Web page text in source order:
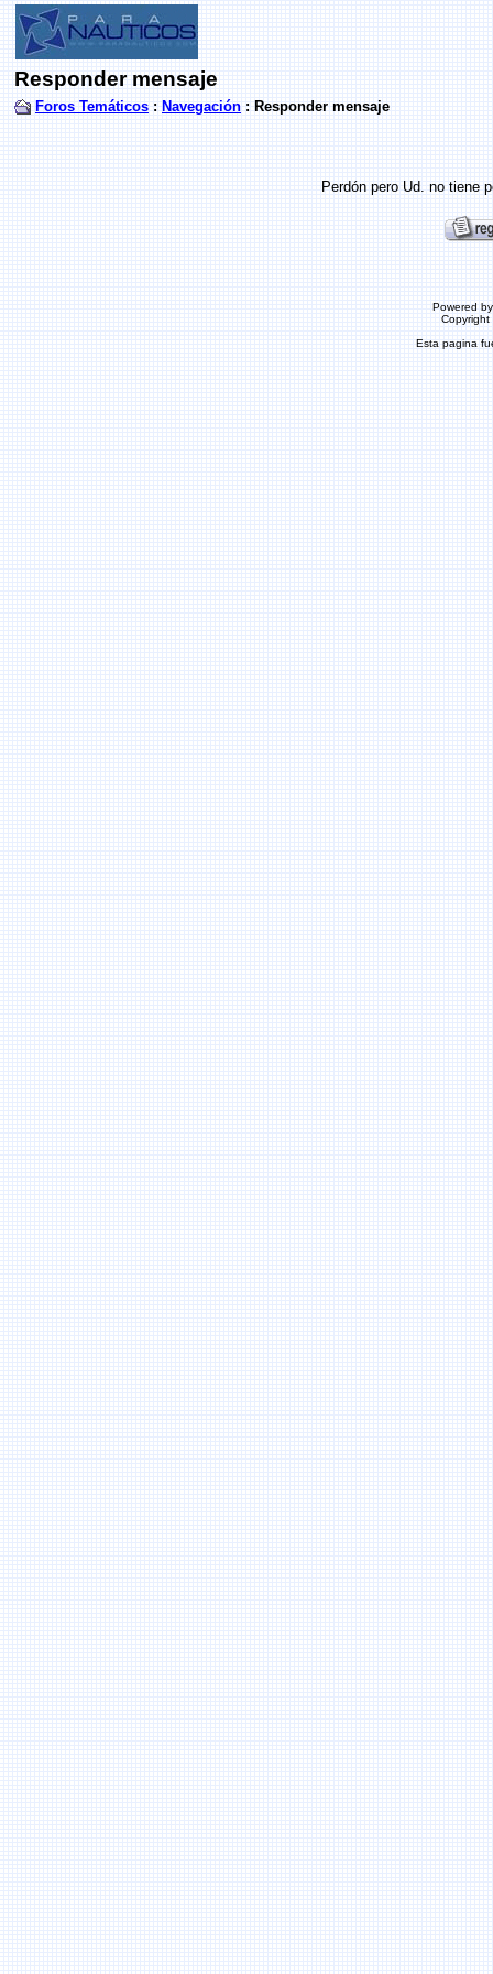
Responder mensaje
Foros Temáticos : Navegación : Responder mensaje
Perdón pero Ud. no tiene
Powered
Esta pagina